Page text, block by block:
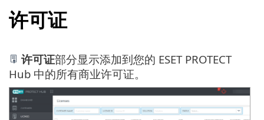
许可证
许可证部分显示添加到您的 ESET PROTECT
Hub 中的所有商业许可证。